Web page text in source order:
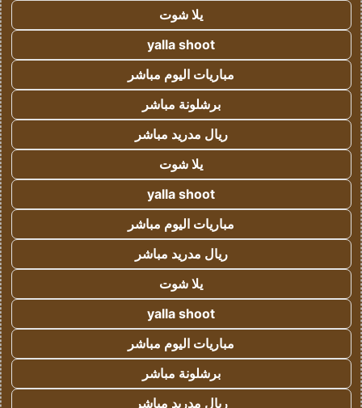
يلا شوت
yalla shoot
مباريات اليوم مباشر
برشلونة مباشر
ريال مدريد مباشر
يلا شوت
yalla shoot
مباريات اليوم مباشر
ريال مدريد مباشر
يلا شوت
yalla shoot
مباريات اليوم مباشر
برشلونة مباشر
ريال مدريد مباشر